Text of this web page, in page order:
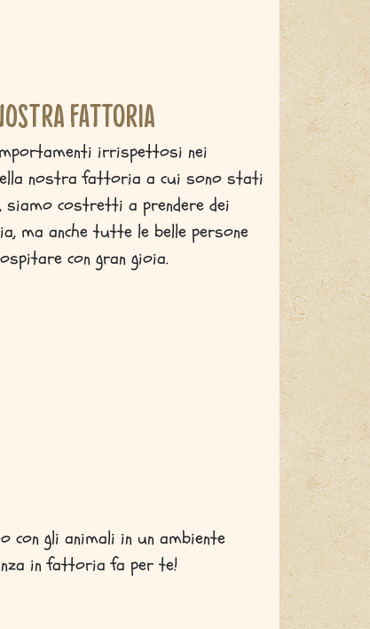
fattoria
irrispettosi nei
nostra fattoria a cui sono stati
siamo costretti a prendere dei
ma anche tutte le belle persone
con gran gioia.
con gli animali in un ambiente
in fattoria fa per te!